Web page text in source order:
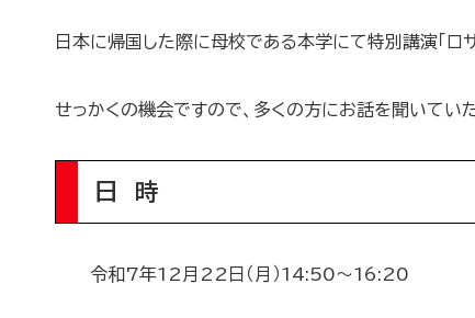
日本に帰国した際に母校である本学にて特別講演「ロ
せっかくの機会ですので、多くの方にお話を聞いてい
日 時
令和7年12月22日（月）14:50～16:20